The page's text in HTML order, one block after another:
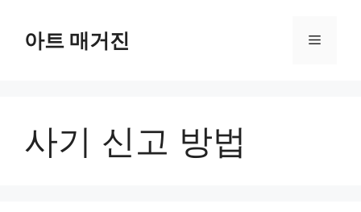
아트 매거진 메
사기 신고 방법